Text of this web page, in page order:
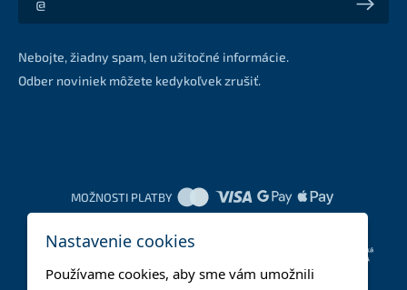
Akcie a zľavy na váš e-mail z prvej ruky
Nebojte, žiadny spam, len užitočné informácie.
Odber noviniek môžete kedykoľvek zrušiť.
MOŽNOSTI PLATBY
Nastavenie cookies
Používame cookies, aby sme vám umožnili